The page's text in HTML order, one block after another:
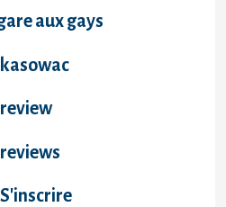
aux gays